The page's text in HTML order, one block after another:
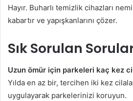
Hayır. Buharlı temizlik cihazları
kabartır ve yapışkanlarını çözer.
Sık Sorulan
Uzun ömür için parkeleri kaç kez
Yılda en az bir, tercihen iki kez
uygulayarak parkelerinizi koruyun.